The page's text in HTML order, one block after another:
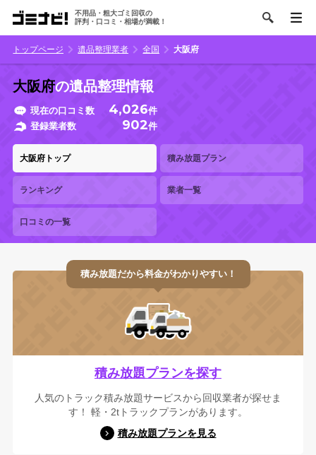
不用品・粗大ゴミ回収の
評判・口コミ・相場が満載！
トップページ 遺品整理業者 全国 大阪府
大阪府の遺品整理情報
現在の口コミ数 4,026件
登録業者数
902件
大阪府トップ 積み放題プラン
ランキング 業者一覧
口コミの一覧
積み放題だから料金がわかりやすい！
積み放題プランを探す
人気のトラック積み放題サービスから回収業者が探せま
す！ 軽・2tトラックプランがあります。
積み放題プランを見る